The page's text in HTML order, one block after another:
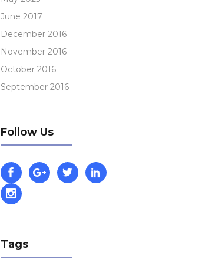
June 2017
December 2016
November 2016
October 2016
September 2016
Follow Us
Tags